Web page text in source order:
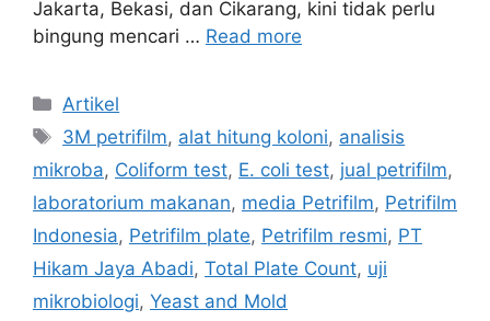
Jakarta, Bekasi, dan Cikarang, kini tidak perlu
bingung mencari … Read more
Categories
Artikel
Tags
3M petrifilm, alat hitung koloni, analisis
mikroba, Coliform test, E. coli test, jual petrifilm,
laboratorium makanan, media Petrifilm, Petrifilm
Indonesia, Petrifilm plate, Petrifilm resmi, PT
Hikam Jaya Abadi, Total Plate Count, uji
mikrobiologi, Yeast and Mold